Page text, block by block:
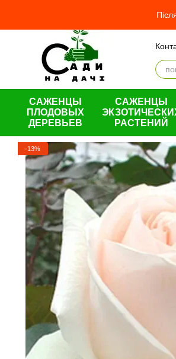
САЖЕНЦЫ
ПЛОДОВЫХ
ДЕРЕВЬЕВ
САЖЕНЦЫ
РАСТЕНИЙ
−13%